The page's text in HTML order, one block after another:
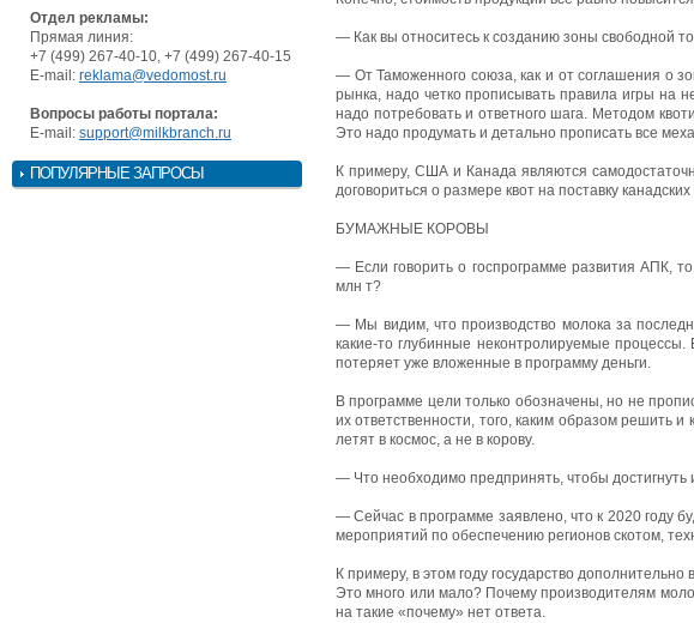
Отдел рекламы:
Прямая линия:
+7 (499) 267-40-10, +7 (499) 267-40-15
E-mail: reklama@vedomost.ru
Вопросы работы портала:
E-mail: support@milkbranch.ru
ПОПУЛЯРНЫЕ ЗАПРОСЫ
— Как вы относитесь к созданию зоны свободной
— От Таможенного союза, как и от соглашения о
рынка, надо четко прописывать правила игры на
надо потребовать и ответного шага. Методом
Это надо продумать и детально прописать все
К примеру, США и Канада являются
договориться о размере квот на поставку
БУМАЖНЫЕ КОРОВЫ
— Если говорить о гос­программе развития АПК,
млн т?
— Мы видим, что производ­ство молока за
какие-то глубинные неконтролируемые
потеряет уже вложенные в программу деньги.
В программе цели только обозначены, но не
их ответственности, того, каким образом решить
летят в космос, а не в корову.
— Что необходимо предпринять, чтобы
— Сейчас в программе заявлено, что к 2020 году
мероприятий по обеспечению регионов скотом,
К примеру, в этом году государство
Это много или мало? Почему производителям
на такие «почему» нет ответа.